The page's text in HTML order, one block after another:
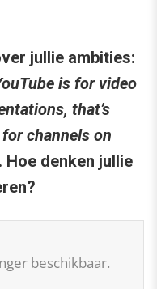
jullie ambities:
is for video
that’s
channels on
Hoe denken jullie
beschikbaar.